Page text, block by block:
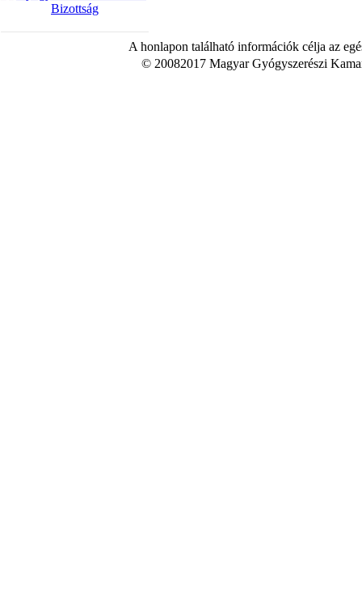
A honlapon található információk célja az
© 20082017 Magyar Gyógyszerészi